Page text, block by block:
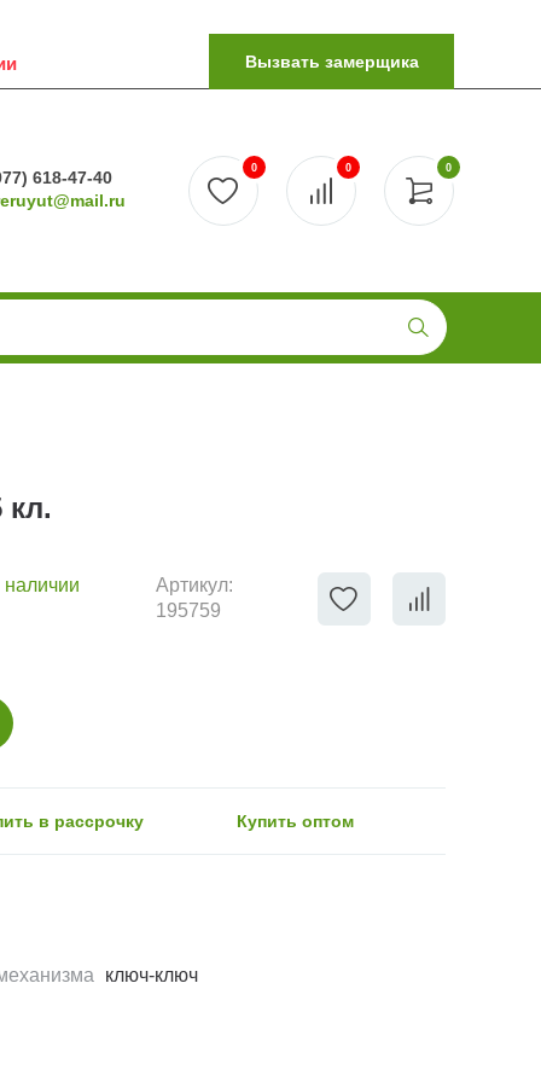
Вызвать замерщика
618-47-40
0
0 0
наличии
Артикул:
195759
в рассрочку Купить оптом
ключ-ключ